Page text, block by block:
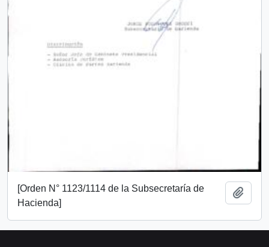
[Orden N° 1123/1114 de la Subsecretaría de
Hacienda]